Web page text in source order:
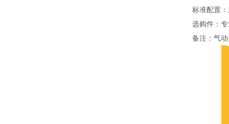
标准配置
选购件：
备注：气